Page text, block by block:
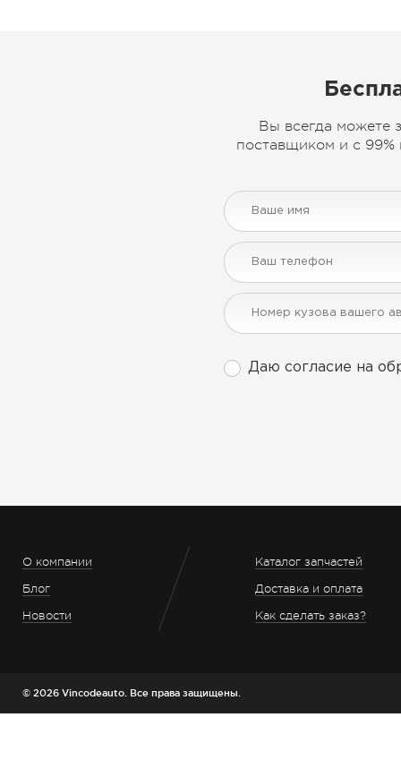
Вы всегда можете
поставщиком и с 99%
Даю согласие на
О компании
Блог
Новости
Каталог запчастей
Доставка и оплата
Как сделать заказ?
© 2026 Vincodeauto. Все права защищены.